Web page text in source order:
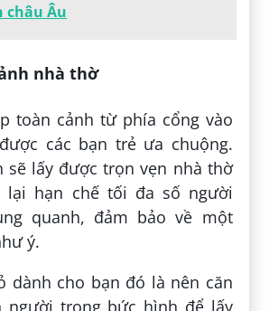
châu Âu
nhà thờ
toàn cảnh từ phía cổng vào
các bạn trẻ ưa chuộng.
sẽ lấy được trọn vẹn nhà thờ
lại hạn chế tối đa số người
quanh, đảm bảo về một
ý.
dành cho bạn đó là nên căn
người trong bức hình để lấy